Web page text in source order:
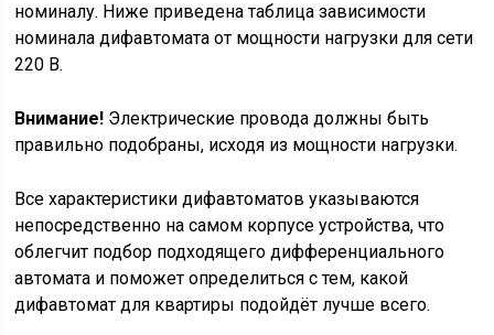
номиналу. Ниже приведена таблица зависимости
номинала дифавтомата от мощности нагрузки для сети
220 В.
Внимание! Электрические провода должны быть
правильно подобраны, исходя из мощности нагрузки.
Все характеристики дифавтоматов указываются
непосредственно на самом корпусе устройства, что
облегчит подбор подходящего дифференциального
автомата и поможет определиться с тем, какой
дифавтомат для квартиры подойдёт лучше всего.